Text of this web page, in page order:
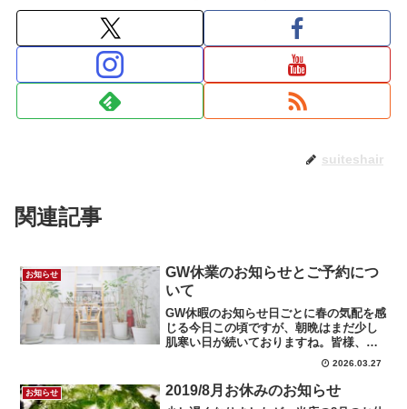
suiteshair
関連記事
お知らせ
GW休業のお知らせとご予約につ
いて
GW休暇のお知らせ日ごとに春の気配を感
じる今日この頃ですが、朝晩はまだ少し
肌寒い日が続いておりますね。皆様、い
かがお過ごしでしょうか。ゴールデンウ
ィーク期間中の営業スケジュールが決ま
りましたのでお知らせいたします。5月3
日（日）〜5月6日（...
2026.03.27
お知らせ 2019/8月お休みのお知らせ